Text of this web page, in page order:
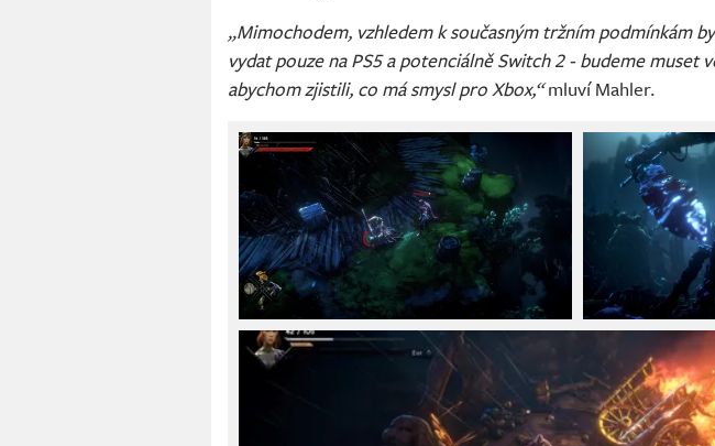
„Mimochodem, vzhledem k současným tržním podmínkám
vydat pouze na PS5 a potenciálně Switch 2 - budeme
abychom zjistili, co má smysl pro Xbox,“mluví Mahler.